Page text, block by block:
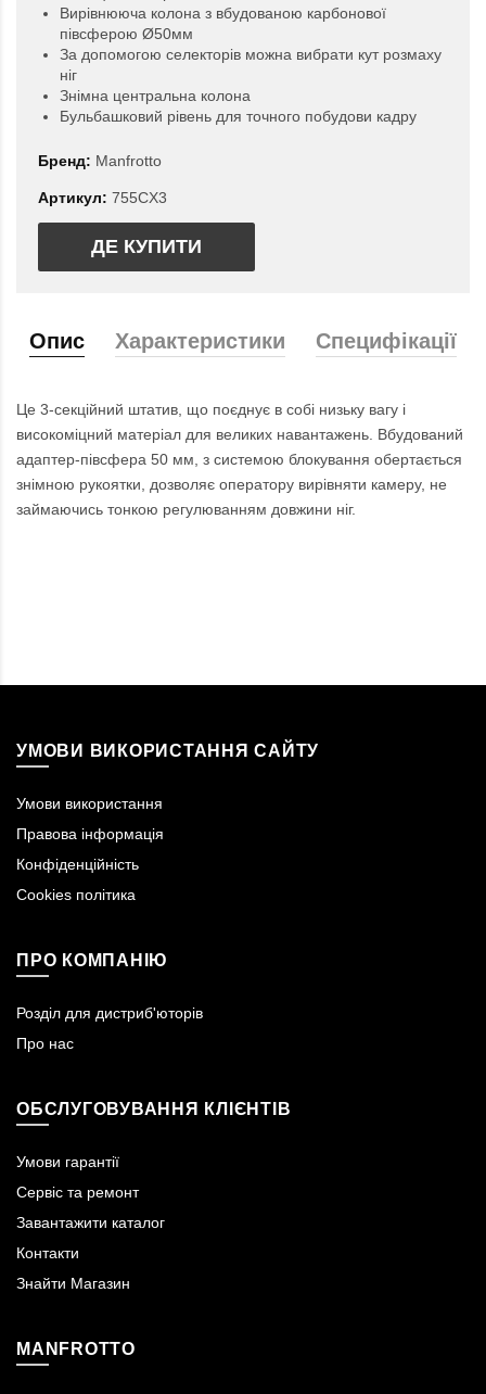
Вирівнююча колона з вбудованою карбонової
півсферою Ø50мм
За допомогою селекторів можна вибрати кут розмаху
ніг
Знімна центральна колона
Бульбашковий рівень для точного побудови кадру
Бренд: Manfrotto
Артикул: 755CX3
ДЕ КУПИТИ
Опис Характеристики Специфікації
Це 3-секційний штатив, що поєднує в собі низьку вагу і
високоміцний матеріал для великих навантажень. Вбудований
адаптер-півсфера 50 мм, з системою блокування обертається
знімною рукоятки, дозволяє оператору вирівняти камеру, не
займаючись тонкою регулюванням довжини ніг.
УМОВИ ВИКОРИСТАННЯ САЙТУ
Умови використання
Правова інформація
Конфіденційність
Cookies політика
ПРО КОМПАНІЮ
Розділ для дистриб'юторів
Про нас
ОБСЛУГОВУВАННЯ КЛІЄНТІВ
Умови гарантії
Сервіс та ремонт
Завантажити каталог
Контакти
Знайти Магазин
MANFROTTO